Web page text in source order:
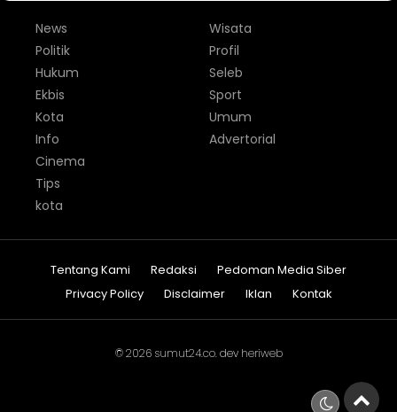
News
Politik
Hukum
Ekbis
Kota
Info
Wisata
Profil
Seleb
Sport
Umum
Advertorial
Cinema
Tips
kota
Tentang Kami Redaksi
Pedoman Media Siber
Privacy Policy
Disclaimer Iklan Kontak
© 2026 sumut24.co. dev heriweb